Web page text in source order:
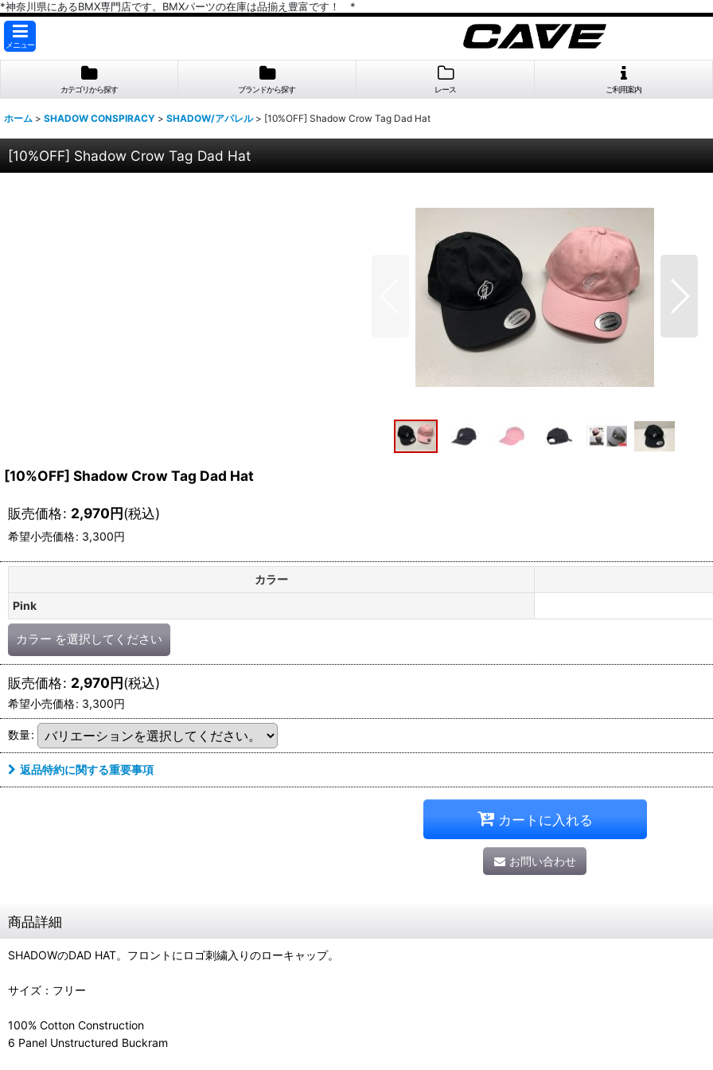
*神奈川県にあるBMX専門店です。BMXパーツの在庫は品揃え豊富です！ *
メニュー
カテゴリから探す ブランドから探す レース ご利用案内
ホーム > SHADOW CONSPIRACY > SHADOW/アパレル > [10%OFF] Shadow Crow Tag Dad Hat
[10%OFF] Shadow Crow Tag Dad Hat
[10%OFF] Shadow Crow Tag Dad Hat
販売価格: 2,970円(税込)
希望小売価格: 3,300円
カラー
Pink
カラー を選択してください
販売価格: 2,970円(税込)
希望小売価格: 3,300円
数量:
返品特約に関する重要事項
カートに入れる
お問い合わせ
商品詳細
SHADOWのDAD HAT。フロントにロゴ刺繍入りのローキャップ。
サイズ：フリー
100% Cotton Construction
6 Panel Unstructured Buckram